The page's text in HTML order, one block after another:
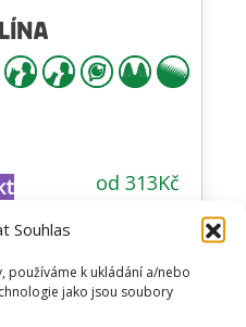
Souhlas
používáme k ukládání a/nebo
jako jsou soubory
od 313Kč